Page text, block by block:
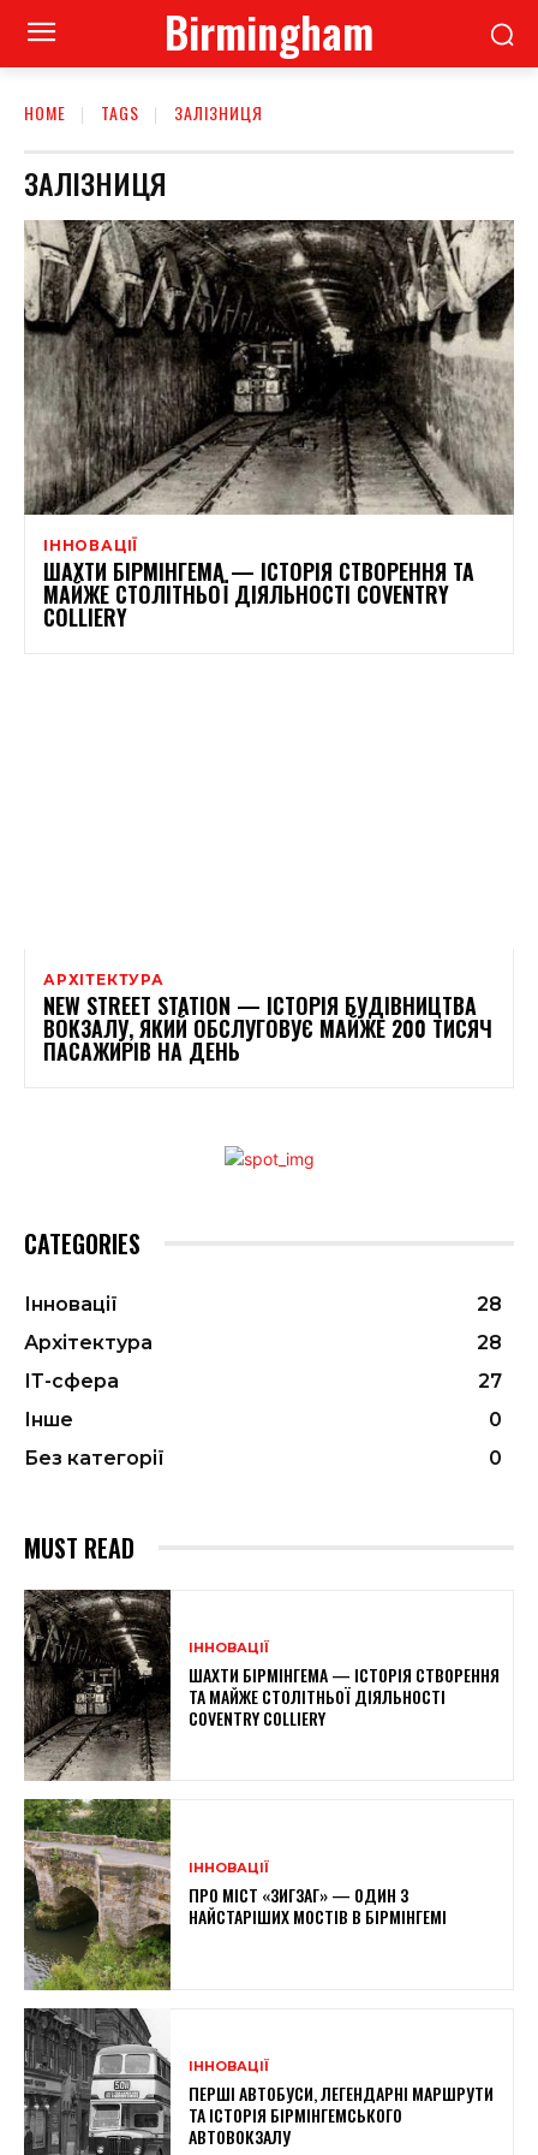
Birmingham
HOME TAGS ЗАЛІЗНИЦЯ
ЗАЛІЗНИЦЯ
ІННОВАЦІЇ
ШАХТИ БІРМІНГЕМА — ІСТОРІЯ СТВОРЕННЯ ТА
МАЙЖЕ СТОЛІТНЬОЇ ДІЯЛЬНОСТІ COVENTRY
COLLIERY
АРХІТЕКТУРА
NEW STREET STATION — ІСТОРІЯ БУДІВНИЦТВА
ВОКЗАЛУ, ЯКИЙ ОБСЛУГОВУЄ МАЙЖЕ 200 ТИСЯЧ
ПАСАЖИРІВ НА ДЕНЬ
CATEGORIES
Інновації
28
Архітектура
28
ІТ-сфера
27
Інше
0
Без категорії
0
MUST READ
ІННОВАЦІЇ
ШАХТИ БІРМІНГЕМА — ІСТОРІЯ СТВОРЕННЯ
ТА МАЙЖЕ СТОЛІТНЬОЇ ДІЯЛЬНОСТІ
COVENTRY COLLIERY
ІННОВАЦІЇ
ПРО МІСТ «ЗИГЗАГ» — ОДИН З
НАЙСТАРІШИХ МОСТІВ В БІРМІНГЕМІ
ІННОВАЦІЇ
ПЕРШІ АВТОБУСИ, ЛЕГЕНДАРНІ МАРШРУТИ
ТА ІСТОРІЯ БІРМІНГЕМСЬКОГО
АВТОВОКЗАЛУ